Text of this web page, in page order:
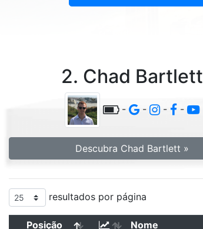
2. Chad Bartlett
- - - -
Descubra Chad Bartlett »
resultados por página
Posição Nome